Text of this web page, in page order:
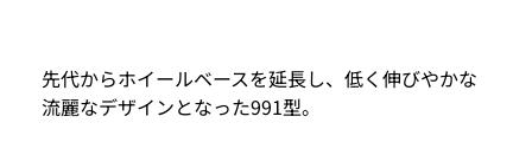
先代からホイールベースを延長し、低く伸びやかな
流麗なデザインとなった991型。